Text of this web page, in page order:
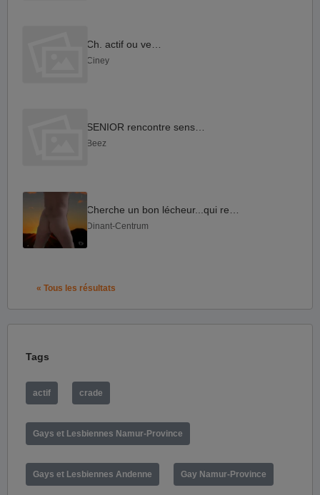
Ciney
Beez
Dinant-Centrum
« Tous les résultats
Tags
actif crade
Gays et Lesbiennes Namur-Province
Gays et Lesbiennes Andenne Gay Namur-Province